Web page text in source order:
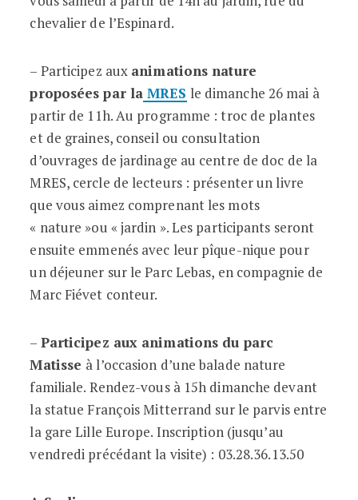
chevalier de l’Espinard.
– Participez aux animations nature
proposées par la MRES le dimanche 26 mai à
partir de 11h. Au programme : troc de plantes
et de graines, conseil ou consultation
d’ouvrages de jardinage au centre de doc de la
MRES, cercle de lecteurs : présenter un livre
que vous aimez comprenant les mots
« nature »ou « jardin ». Les participants seront
ensuite emmenés avec leur pîque-nique pour
un déjeuner sur le Parc Lebas, en compagnie de
Marc Fiévet conteur.
– Participez aux animations du parc
Matisse à l’occasion d’une balade nature
familiale. Rendez-vous à 15h dimanche devant
la statue François Mitterrand sur le parvis entre
la gare Lille Europe. Inscription (jusqu’au
vendredi précédant la visite) : 03.28.36.13.50